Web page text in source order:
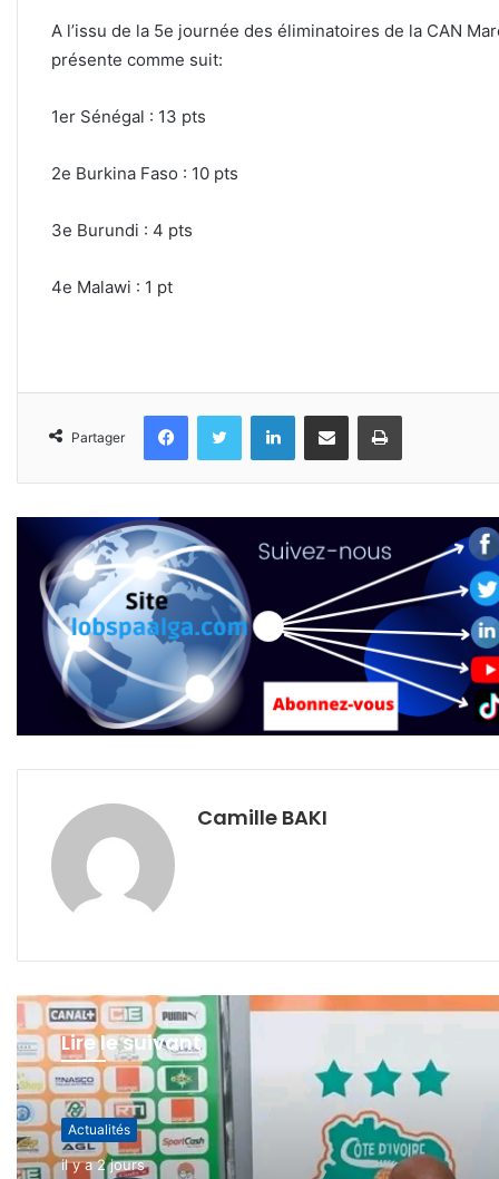
A l’issu de la 5e journée des éliminatoires de la CAN
présente comme suit:
1er Sénégal : 13 pts
2e Burkina Faso : 10 pts
3e Burundi : 4 pts
4e Malawi : 1 pt
Partager
FacebookTwitter LinkedinPartager par email Imprimer
Camille BAKI
Lire le suivant
Actualités
Actualités
il y a 3 semaines